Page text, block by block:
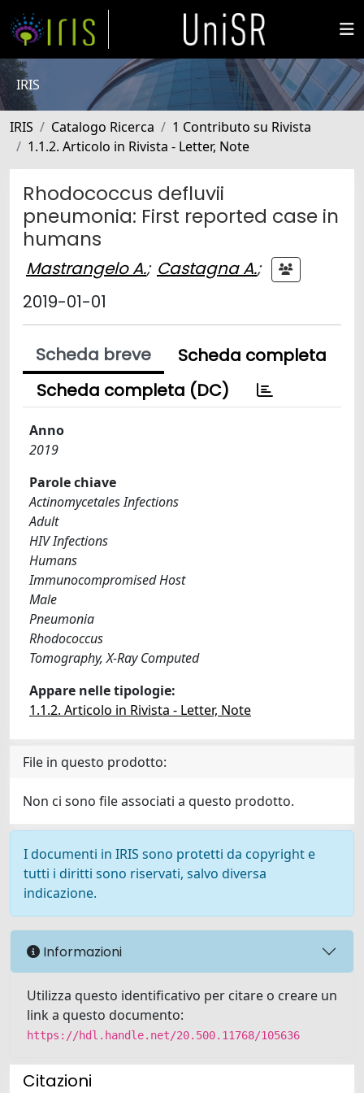
IRIS
IRIS Catalogo Ricerca
1 Contributo su Rivista
1.1.2. Articolo in Rivista - Letter, Note
Rhodococcus defluvii
pneumonia: First reported case in
humans
Mastrangelo A.; Castagna A.;
2019-01-01
Scheda breve
Scheda completa
Scheda completa (DC)
Anno
2019
Parole chiave
Actinomycetales Infections
Adult
HIV Infections
Humans
Immunocompromised Host
Male
Pneumonia
Rhodococcus
Tomography, X-Ray Computed
Appare nelle tipologie:
1.1.2. Articolo in Rivista - Letter, Note
File in questo prodotto:
Non ci sono file associati a questo prodotto.
I documenti in IRIS sono protetti da copyright e
tutti i diritti sono riservati, salvo diversa
indicazione.
Informazioni
Utilizza questo identificativo per citare o creare un
link a questo documento:
https://hdl.handle.net/20.500.11768/105636
Citazioni